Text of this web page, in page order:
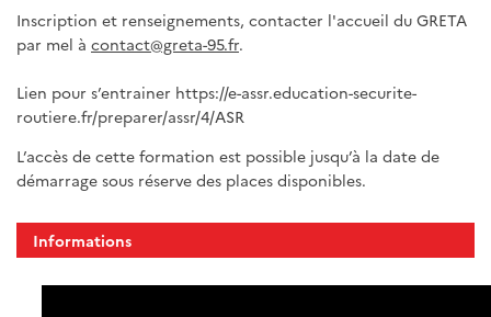
Inscription et renseignements, contacter l'accueil du GRETA
par mel à contact@greta-95.fr.
Lien pour s’entrainer https://e-assr.education-securite-
routiere.fr/preparer/assr/4/ASR
L’accès de cette formation est possible jusqu’à la date de
démarrage sous réserve des places disponibles.
Informations